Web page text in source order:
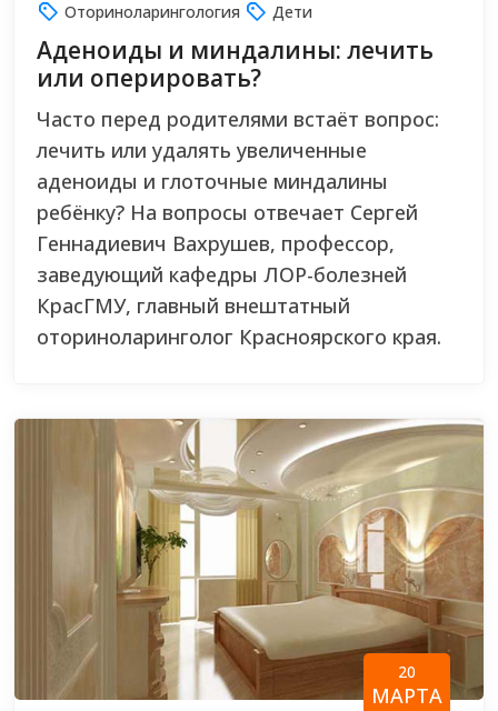
Оториноларингология Дети
Аденоиды и миндалины: лечить
или оперировать?
Часто перед родителями встаёт вопрос:
лечить или удалять увеличенные
аденоиды и глоточные миндалины
ребёнку? На вопросы отвечает Сергей
Геннадиевич Вахрушев, профессор,
заведующий кафедры ЛОР-болезней
КрасГМУ, главный внештатный
оториноларинголог Красноярского края.
20
МАРТА